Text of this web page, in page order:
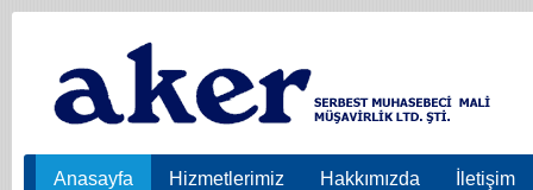
Anasayfa Hizmetlerimiz Hakkımızda İletişim